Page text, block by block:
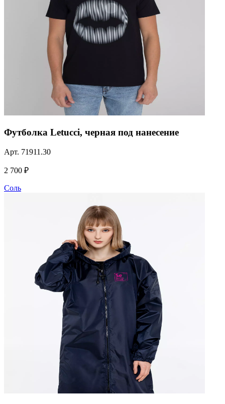
Футболка Letucci, черная под нанесение
Арт. 71911.30
2 700 ₽
Соль